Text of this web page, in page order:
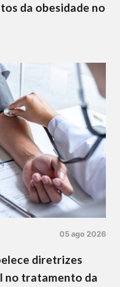
da obesidade no
05 ago 2026
diretrizes
no tratamento da